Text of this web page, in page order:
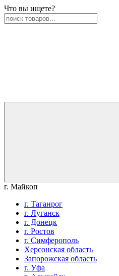
Что вы ищете?
г. Майкоп
г. Таганрог
г. Луганск
г. Донецк
г. Ростов
г. Симферополь
Херсонская область
Запорожская область
г. Уфа